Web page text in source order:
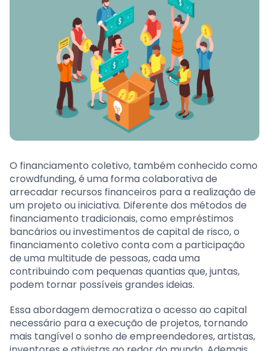
O financiamento coletivo, também conhecido como
crowdfunding, é uma forma colaborativa de
arrecadar recursos financeiros para a realização de
um projeto ou iniciativa. Diferente dos métodos de
financiamento tradicionais, como empréstimos
bancários ou investimentos de capital de risco, o
financiamento coletivo conta com a participação
de uma multitude de pessoas, cada uma
contribuindo com pequenas quantias que, juntas,
podem tornar possíveis grandes ideias.
Essa abordagem democratiza o acesso ao capital
necessário para a execução de projetos, tornando
mais tangível o sonho de empreendedores, artistas,